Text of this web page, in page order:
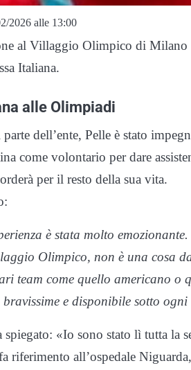
2026 alle 13:00
al Villaggio Olimpico di Milano
Italiana.
alle Olimpiadi
dell’ente, Pelle è stato
come volontario per dare
per il resto della sua vita.
è stata molto
Olimpico, non è una cosa
team come quello americano o
e disponibile sotto ogni
«Io sono stato lì tutta la
riferimento all’ospedale